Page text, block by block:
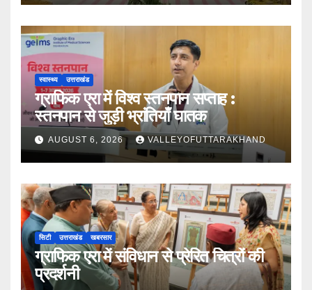
स्वास्थ्य उत्तराखंड
ग्राफिक एरा में विश्व स्तनपान सप्ताह :
स्तनपान से जुड़ी भ्रांतियाँ घातक
AUGUST 6, 2026 VALLEYOFUTTARAKHAND
सिटी उत्तराखंड खबरसार
ग्राफिक एरा में संविधान से प्रेरित चित्रों की
प्रदर्शनी